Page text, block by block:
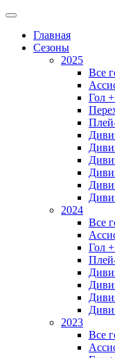
Главная
Сезоны
2025
Все
Гол
2024
Все
Гол
2023
Все